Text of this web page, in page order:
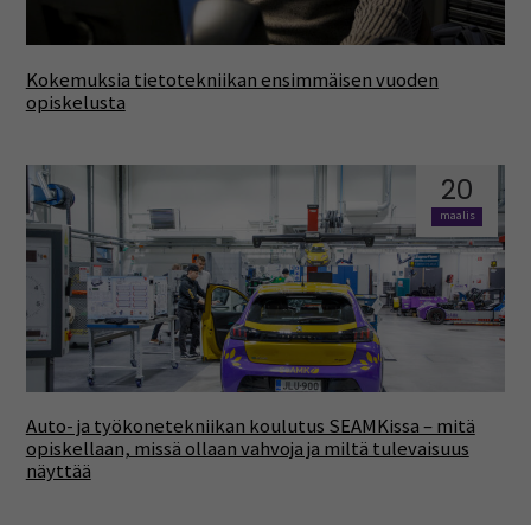
Kokemuksia tietotekniikan ensimmäisen vuoden
opiskelusta
20
maalis
Auto- ja työkonetekniikan koulutus SEAMKissa – mitä
opiskellaan, missä ollaan vahvoja ja miltä tulevaisuus
näyttää